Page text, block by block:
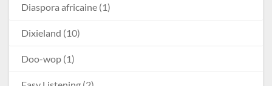
Diaspora africaine (1)
Dixieland (10)
Doo-wop (1)